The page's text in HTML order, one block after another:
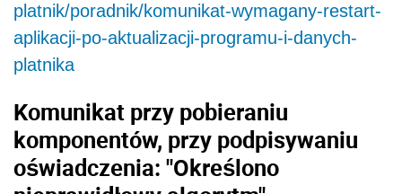
platnik/poradnik/komunikat-wymagany-restart-
aplikacji-po-aktualizacji-programu-i-danych-
platnika
Komunikat przy pobieraniu
komponentów, przy podpisywaniu
oświadczenia: "Określono